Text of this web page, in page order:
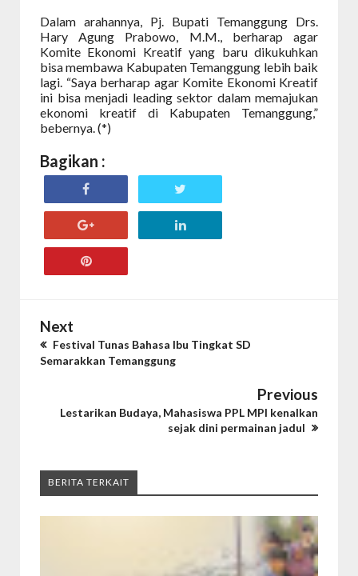
Dalam arahannya, Pj. Bupati Temanggung Drs.
Hary Agung Prabowo, M.M., berharap agar
Komite Ekonomi Kreatif yang baru dikukuhkan
bisa membawa Kabupaten Temanggung lebih baik
lagi. “Saya berharap agar Komite Ekonomi Kreatif
ini bisa menjadi leading sektor dalam memajukan
ekonomi kreatif di Kabupaten Temanggung,”
bebernya. (*)
Bagikan :
Next
Festival Tunas Bahasa Ibu Tingkat SD
Semarakkan Temanggung
Previous
Lestarikan Budaya, Mahasiswa PPL MPI kenalkan
sejak dini permainan jadul
BERITA TERKAIT